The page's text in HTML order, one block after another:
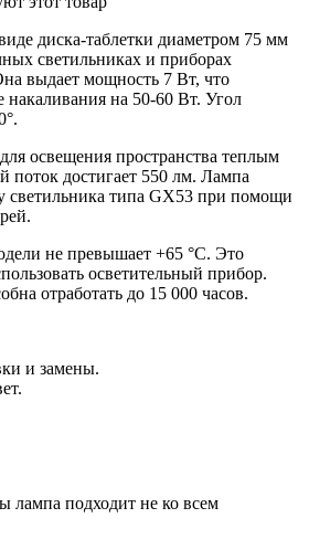
диска-таблетки диаметром 75 мм
светильниках и приборах
выдает мощность 7 Вт, что
накаливания на 50-60 Вт. Угол
освещения пространства теплым
поток достигает 550 лм. Лампа
светильника типа GX53 при помощи
не превышает +65 °C. Это
осветительный прибор.
отработать до 15 000 часов.
и замены.
лампа подходит не ко всем